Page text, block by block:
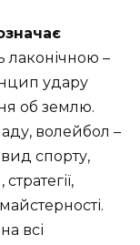
лаконічною –
удару
об землю.
волейбол –
спорту,
всі